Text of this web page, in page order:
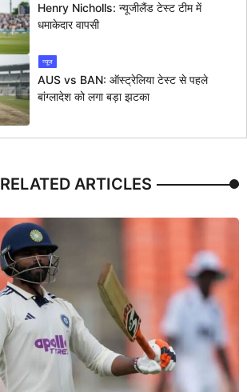
Henry Nicholls: न्यूजीलैंड टेस्ट टीम में
धमाकेदार वापसी
न्यूज
AUS vs BAN: ऑस्ट्रेलिया टेस्ट से पहले
बांग्लादेश को लगा बड़ा झटका
RELATED ARTICLES